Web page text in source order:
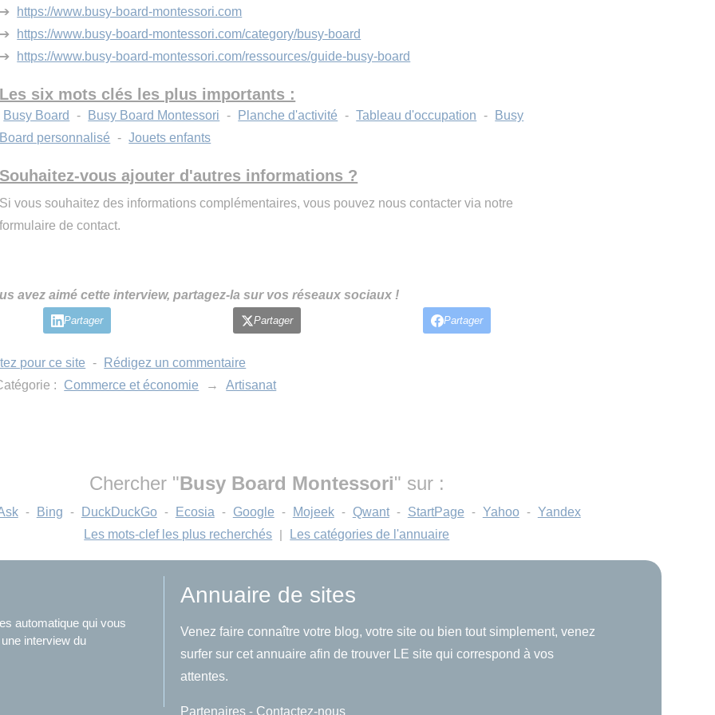
➔
https://www.busy-board-montessori.com
➔
https://www.busy-board-montessori.com/category/busy-board
➔
https://www.busy-board-montessori.com/ressources/guide-busy-board
Les six mots clés les plus importants :
Busy Board - Busy Board Montessori - Planche d'activité - Tableau d'occupation -
Busy
Board personnalisé - Jouets enfants
Souhaitez-vous ajouter d'autres informations ?
Si vous souhaitez des informations complémentaires, vous pouvez nous contacter via notre
formulaire de contact.
avez aimé cette interview, partagez-la sur vos réseaux sociaux !
Partager Partager Partager
pour ce site -
Rédigez un commentaire
:
Commerce et économie → Artisanat
Chercher "Busy Board Montessori" sur :
- Bing - DuckDuckGo - Ecosia - Google - Mojeek - Qwant - StartPage - Yahoo - Yandex
Les mots-clef les plus recherchés | Les catégories de l'annuaire
automatique qui vous
interview du
Annuaire de sites
Venez faire connaître votre blog, votre site ou bien tout simplement, venez
surfer sur cet annuaire afin de trouver LE site qui correspond à vos
attentes.
Partenaires- Contactez-nous